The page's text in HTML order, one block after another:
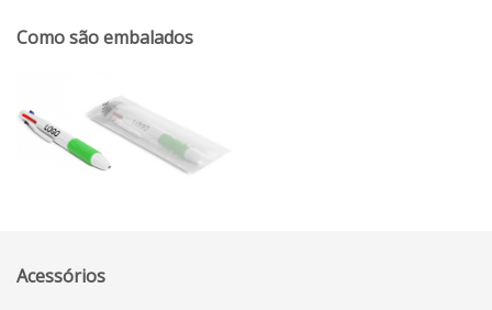
Como são embalados
Acessórios